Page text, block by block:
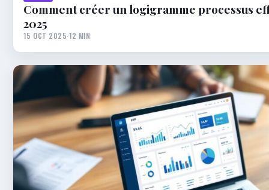
Comment créer un logigramme processus
2025
15 OCT 2025·12 MIN